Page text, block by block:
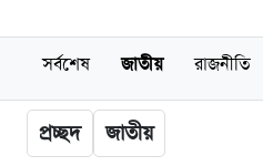
সর্বশেষ জাতীয় রাজনীতি
প্রচ্ছদ জাতীয়